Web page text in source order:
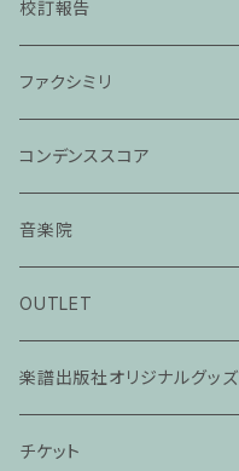
校訂報告
ファクシミリ
コンデンススコア
音楽院
ピアノ科３０分レッスン
ピアノ科４５分レッスン
家族割プラン
OUTLET
楽譜出版社オリジナルグッズ
アパレル
チケット